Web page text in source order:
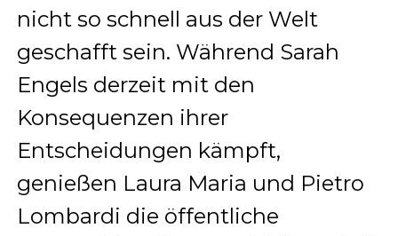
nicht so schnell aus der Welt
geschafft sein. Während Sarah
Engels derzeit mit den
Konsequenzen ihrer
Entscheidungen kämpft,
genießen Laura Maria und Pietro
Lombardi die öffentliche